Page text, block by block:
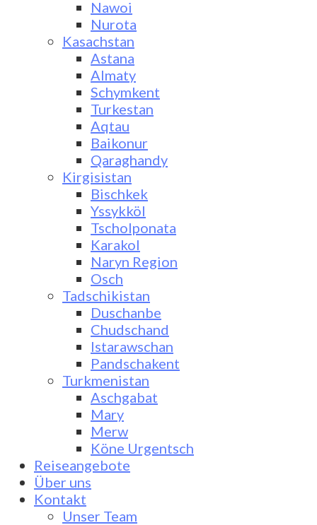
Nawoi
Nurota
Kasachstan
Astana
Almaty
Schymkent
Turkestan
Aqtau
Baikonur
Qaraghandy
Kirgisistan
Bischkek
Yssykköl
Tscholponata
Karakol
Naryn Region
Osch
Tadschikistan
Duschanbe
Chudschand
Istarawschan
Pandschakent
Turkmenistan
Aschgabat
Mary
Merw
Köne Urgentsch
Reiseangebote
Über uns
Kontakt
Unser Team